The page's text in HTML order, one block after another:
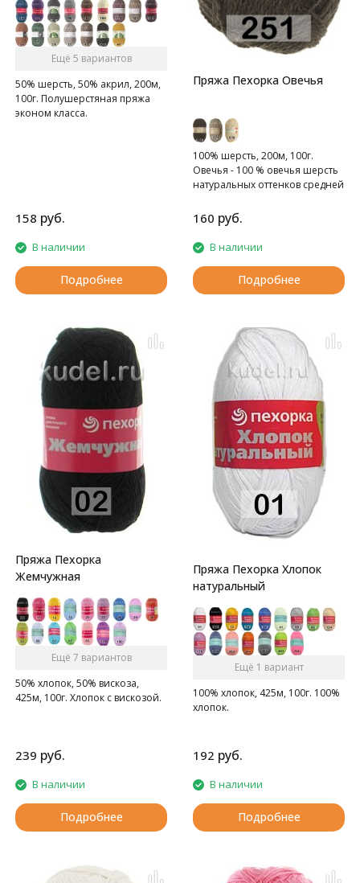
Ещё 5 вариантов
50% шерсть, 50% акрил, 200м,
100г. Полушерстяная пряжа
эконом класса.
158 руб.
В наличии
Подробнее
Пряжа Пехорка Овечья
100% шерсть, 200м, 100г.
Овечья - 100 % овечья шерсть
натуральных оттенков средней
160 руб.
В наличии
Подробнее
Пряжа Пехорка
Жемчужная
Ещё 7 вариантов
50% хлопок, 50% вискоза,
425м, 100г. Хлопок с вискозой.
239 руб.
В наличии
Подробнее
Пряжа Пехорка Хлопок
натуральный
Ещё 1 вариант
100% хлопок, 425м, 100г. 100%
хлопок.
192 руб.
В наличии
Подробнее